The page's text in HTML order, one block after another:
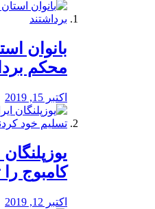
بانوان
محكم
اکتبر 15, 2019
کامبوج
اکتبر 12, 2019